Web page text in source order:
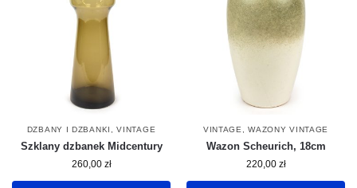
DZBANY I DZBANKI ,VINTAGE
Szklany dzbanek Midcentury
260,00 zł
VINTAGE ,WAZONY VINTAGE
Wazon Scheurich, 18cm
220,00 zł